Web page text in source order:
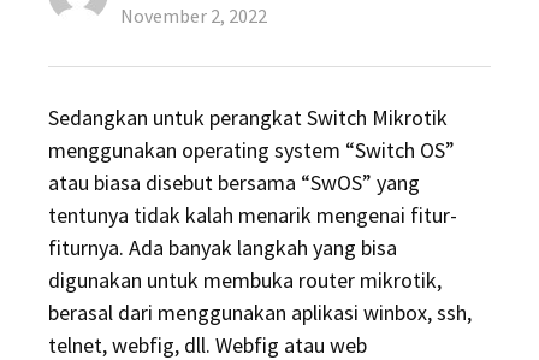
Posted
November 2, 2022
Sedangkan untuk perangkat Switch Mikrotik
menggunakan operating system “Switch OS”
atau biasa disebut bersama “SwOS” yang
tentunya tidak kalah menarik mengenai fitur-
fiturnya. Ada banyak langkah yang bisa
digunakan untuk membuka router mikrotik,
berasal dari menggunakan aplikasi winbox, ssh,
telnet, webfig, dll. Webfig atau web